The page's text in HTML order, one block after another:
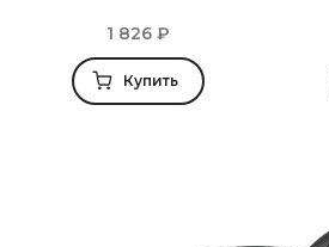
1 826₽
Купить